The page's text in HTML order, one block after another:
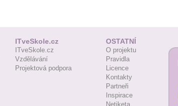
ITveSkole.cz
ITveSkole.cz
Vzdělávání
Projektová podpora
OSTATNÍ
O projektu
Pravidla
Licence
Kontakty
Partneři
Inspirace
Netiketa